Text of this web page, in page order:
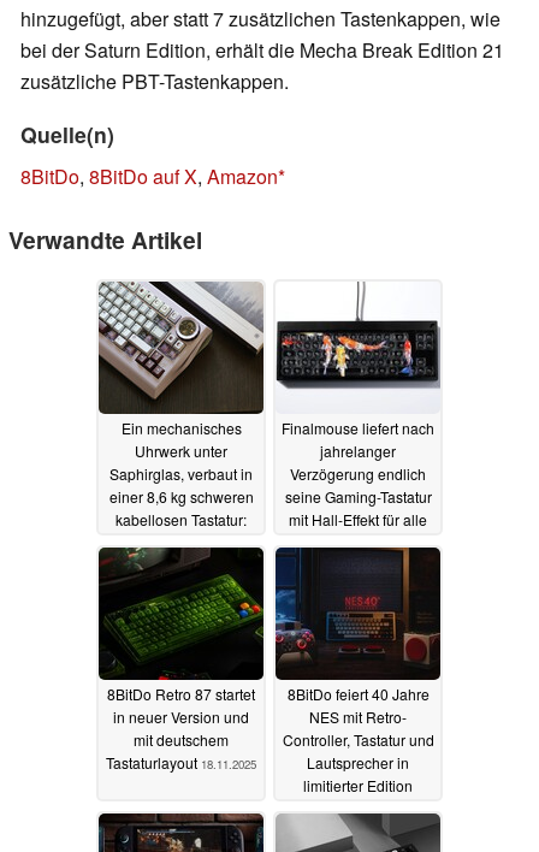
hinzugefügt, aber statt 7 zusätzlichen Tastenkappen, wie
bei der Saturn Edition, erhält die Mecha Break Edition 21
zusätzliche PBT-Tastenkappen.
Quelle(n)
8BitDo, 8BitDo auf X, Amazon
Verwandte Artikel
Ein mechanisches
Uhrwerk unter
Saphirglas, verbaut in
einer 8,6 kg schweren
kabellosen Tastatur:
Nama vor06.12.2025
Finalmouse liefert nach
jahrelanger
Verzögerung endlich
seine Gaming-Tastatur
mit Hall-Effekt für alle
8BitDo Retro 87 startet
in neuer Version und
mit deutschem
Tastaturlayout 18.11.2025
8BitDo feiert 40 Jahre
NES mit Retro-
Controller, Tastatur und
Lautsprecher in
limitierter Edition
19.10.2025